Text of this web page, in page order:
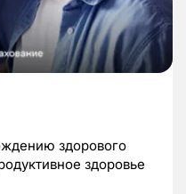
здорового
здоровье